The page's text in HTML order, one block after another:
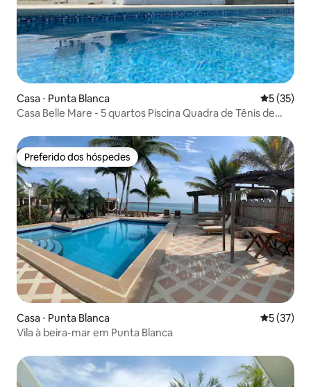
Casa ⋅ Punta Blanca 5 de uma
5 (35)
Casa Belle Mare - 5 quartos Piscina Quadra de Tênis de
Preferido dos hóspedes
Preferido dos hóspedes
Casa ⋅ Punta Blanca 5 de uma
5 (37)
Vila à beira-mar em Punta Blanca